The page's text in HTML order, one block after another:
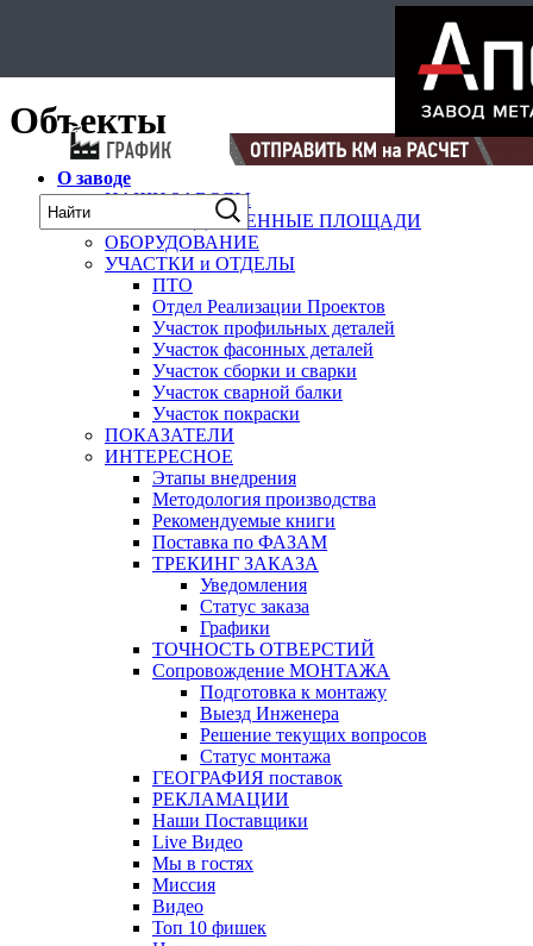
Объекты
О заводе
НАШИ ЗАВОДЫ
ПРОИЗВОДСТВЕННЫЕ ПЛОЩАДИ
ОБОРУДОВАНИЕ
УЧАСТКИ и ОТДЕЛЫ
ПТО
Отдел Реализации Проектов
Участок профильных деталей
Участок фасонных деталей
Участок сборки и сварки
Участок сварной балки
Участок покраски
ПОКАЗАТЕЛИ
ИНТЕРЕСНОЕ
Этапы внедрения
Методология производства
Рекомендуемые книги
Поставка по ФАЗАМ
ТРЕКИНГ ЗАКАЗА
Уведомления
Статус заказа
Графики
ТОЧНОСТЬ ОТВЕРСТИЙ
Сопровождение МОНТАЖА
Подготовка к монтажу
Выезд Инженера
Решение текущих вопросов
Статус монтажа
ГЕОГРАФИЯ поставок
РЕКЛАМАЦИИ
Наши Поставщики
Live Видео
Мы в гостях
Миссия
Видео
Топ 10 фишек